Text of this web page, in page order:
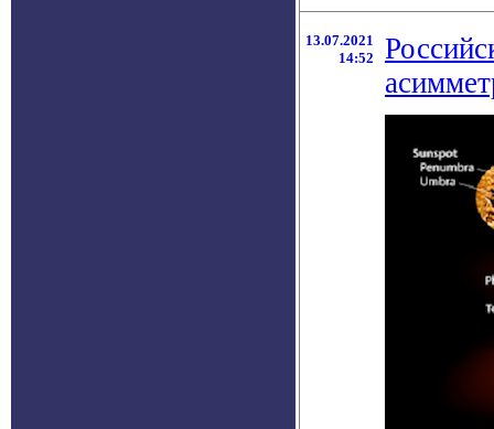
13.07.2021
14:52